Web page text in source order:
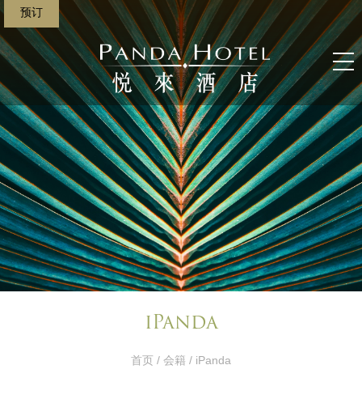
预订
iPanda
首页 / 会籍 / iPanda